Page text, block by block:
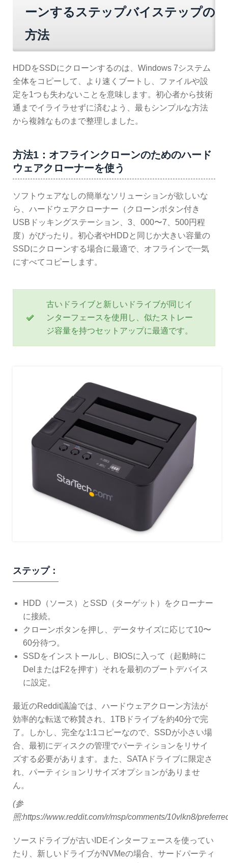
ーンするステップバイステップの
方法
HDDをSSDにクローンするのは、Windows 7システム
全体をコピーして、より速くブートし、ファイルや設
定を1つも失わないことを意味します。初心者から技術
通までイライラせずに済むよう、最もシンプルな方法
から複雑なものまで整理しました。
方法1：オフラインクローンのためのハード
ウェアクローナーを使う
ソフトウェアなしの簡単なソリューションが欲しいな
ら、ハードウェアクローナー（クローンボタン付き
USBドッキングステーション、3、000〜7、500円程
度）がぴったり。初心者やHDDと同じか大きい容量の
SSDにクローンする場合に最適で、オフラインで一気
にすべてコピーします。
古いドライブと新しいドライブが同じイ
ンターフェースを使用し、似たストレー
ジ容量を持つセットアップに最適です。
ステップ：
HDD（ソース）とSSD（ターゲット）をクローナー
に接続。
クローンボタンを押し、データサイズに応じて10〜
60分待つ。
SSDをインストールし、BIOSに入って（起動時に
DelまたはF2を押す）それを最初のブートデバイス
に設定。
最近のReddit議論では、ハードウェアクローン方法が
効率的な転送で称賛され、1TBドライブを約40分で完
了。しかし、完全な1:1コピーなので、SSDが小さい場
合、最初にディスクの管理でパーティションをリサイ
ズする必要があります。また、SATAドライブに限定さ
れ、パーティションリサイズオプションがありませ
ん。
(参
照:https://www.reddit.com/r/msp/comments/10vlkn8/
ソースドライブが古いIDEインターフェースを使ってい
たり、新しいドライブがNVMeの場合、サードパーティ